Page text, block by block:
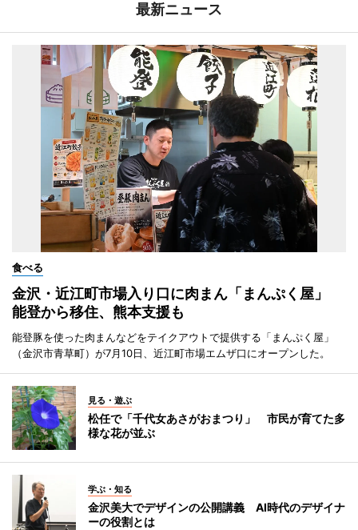
最新ニュース
食べる
金沢・近江町市場入り口に肉まん「まんぷく屋」
能登から移住、熊本支援も
能登豚を使った肉まんなどをテイクアウトで提供する「まんぷく屋」
（金沢市青草町）が7月10日、近江町市場エムザ口にオープンした。
見る・遊ぶ
松任で「千代女あさがおまつり」 市民が育てた多
様な花が並ぶ
学ぶ・知る
金沢美大でデザインの公開講義 AI時代のデザイナ
ーの役割とは